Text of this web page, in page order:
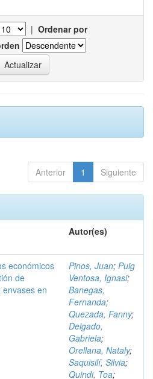
| Ordenar por
Anterior 1 Siguiente
Autor(es)
económicos
de
envases en
Pinos, Juan; Puig
Ventosa, Ignasi;
Banegas,
Fernanda;
Quezada, Fanny;
Delgado,
Gabriela;
Orellana, Nataly;
Saquisilí, Silvia;
Quindi, Toa;